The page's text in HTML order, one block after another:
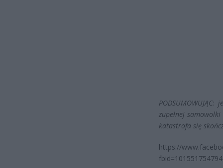
zupełnej
katastrofa się
https://